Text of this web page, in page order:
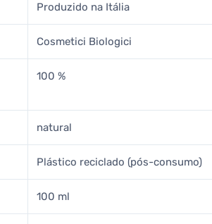
Produzido na Itália
Cosmetici Biologici
100 %
natural
Plástico reciclado (pós-consumo)
100 ml